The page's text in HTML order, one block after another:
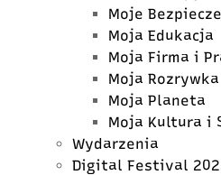
Moje
Moja Edukacja
Moja Firma i
Moja Rozrywka
Moja Planeta
Moja Kultura i
Wydarzenia
Digital Festival